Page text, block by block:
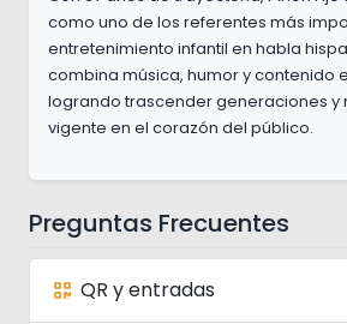
como uno de los referentes más
entretenimiento infantil en habla
combina música, humor y contenido
logrando trascender generaciones y
vigente en el corazón del público.
Preguntas Frecuentes
QR y entradas